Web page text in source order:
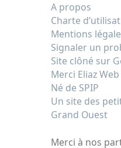
A propos
Charte
Mentions
Signaler un
Site clôné sur
Merci Eliaz Web
Né de SPIP
Un site des
Grand Ouest
Merci à nos